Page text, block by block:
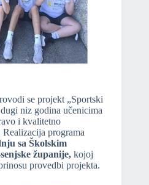
se projekt „Sportski
niz godina učenicima
i kvalitetno
programa
sa Školskim
županije, kojoj
provedbi projekta.